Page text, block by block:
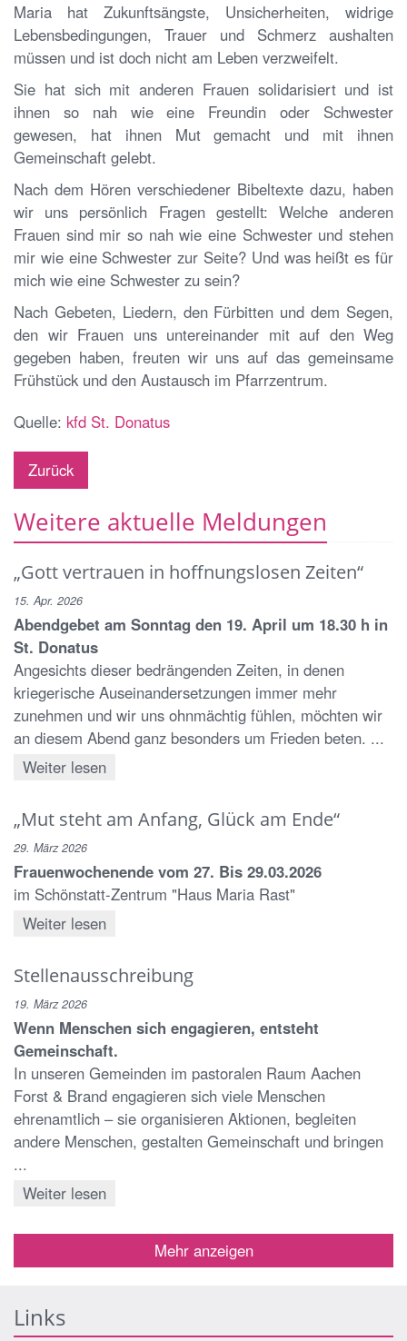
Maria hat Zukunftsängste, Unsicherheiten, widrige
Lebensbedingungen, Trauer und Schmerz aushalten
müssen und ist doch nicht am Leben verzweifelt.
Sie hat sich mit anderen Frauen solidarisiert und ist
ihnen so nah wie eine Freundin oder Schwester
gewesen, hat ihnen Mut gemacht und mit ihnen
Gemeinschaft gelebt.
Nach dem Hören verschiedener Bibeltexte dazu, haben
wir uns persönlich Fragen gestellt: Welche anderen
Frauen sind mir so nah wie eine Schwester und stehen
mir wie eine Schwester zur Seite? Und was heißt es für
mich wie eine Schwester zu sein?
Nach Gebeten, Liedern, den Fürbitten und dem Segen,
den wir Frauen uns untereinander mit auf den Weg
gegeben haben, freuten wir uns auf das gemeinsame
Frühstück und den Austausch im Pfarrzentrum.
Quelle: kfd St. Donatus
Zurück
Weitere aktuelle Meldungen
„Gott vertrauen in hoffnungslosen Zeiten“
15. Apr. 2026
Abendgebet am Sonntag den 19. April um 18.30 h in
St. Donatus
Angesichts dieser bedrängenden Zeiten, in denen
kriegerische Auseinandersetzungen immer mehr
zunehmen und wir uns ohnmächtig fühlen, möchten wir
an diesem Abend ganz besonders um Frieden beten. ...
Weiter lesen
„Mut steht am Anfang, Glück am Ende“
29. März 2026
Frauenwochenende vom 27. Bis 29.03.2026
im Schönstatt-Zentrum "Haus Maria Rast"
Weiter lesen
Stellenausschreibung
19. März 2026
Wenn Menschen sich engagieren, entsteht
Gemeinschaft.
In unseren Gemeinden im pastoralen Raum Aachen
Forst & Brand engagieren sich viele Menschen
ehrenamtlich – sie organisieren Aktionen, begleiten
andere Menschen, gestalten Gemeinschaft und bringen
...
Weiter lesen
Mehr anzeigen
Links